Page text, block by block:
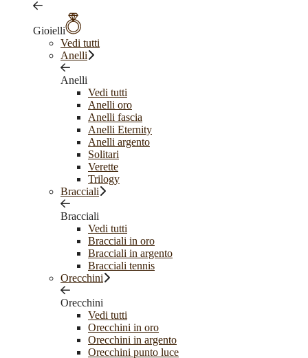
Gioielli
Vedi tutti
Anelli
Anelli
Vedi tutti
Anelli oro
Anelli fascia
Anelli Eternity
Anelli argento
Solitari
Verette
Trilogy
Bracciali
Bracciali
Vedi tutti
Bracciali in oro
Bracciali in argento
Bracciali tennis
Orecchini
Orecchini
Vedi tutti
Orecchini in oro
Orecchini in argento
Orecchini punto luce